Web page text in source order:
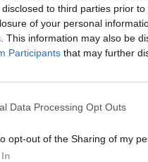
to third parties prior
of your personal
This information may also be
Participants that may further
Data Processing Opt Outs
opt-out of the Sharing of my